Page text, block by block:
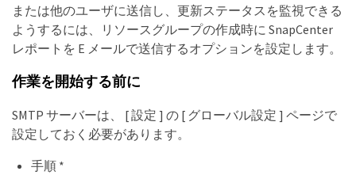
または他のユーザに送信し、更新ステータスを監視できる
ようするには、リソースグループの作成時に SnapCenter
レポートを E メールで送信するオプションを設定します。
作業を開始する前に
SMTP サーバーは、 [ 設定 ] の [ グローバル設定 ] ページで
設定しておく必要があります。
手順 *